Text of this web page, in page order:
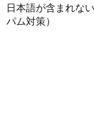
日本語が含まれな
パム対策）